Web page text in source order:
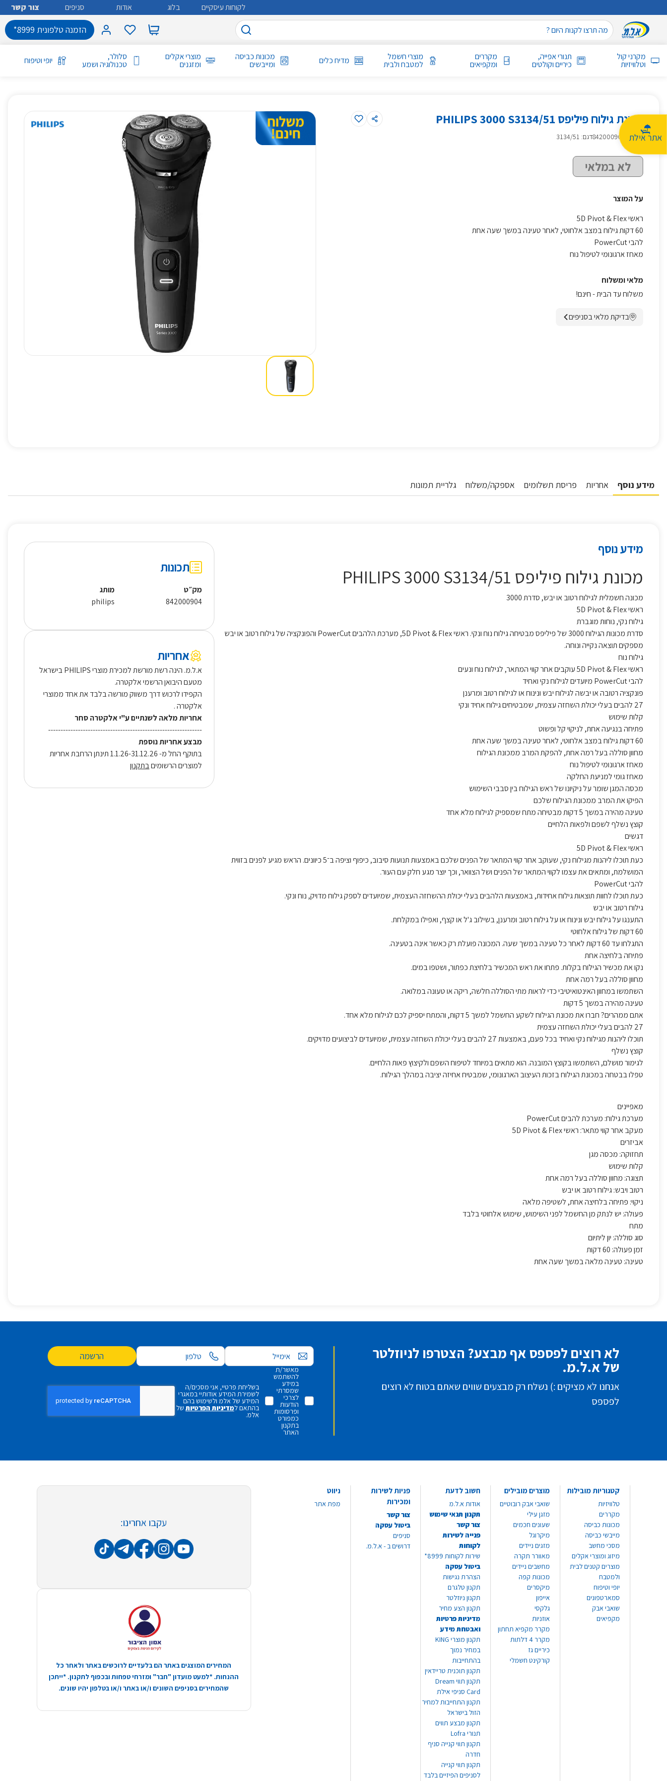
אתר אילת
לקוחות עיסקיים בלוג אודות סניפים צור קשר
הזמנה טלפונית 8999*
מקרני קול
וטלוויזיות
תנורי אפייה,
כיריים וקולטים
מקררים
ומקפיאים
מוצרי חשמל
למטבח ולבית מדיח כלים מכונות כביסה
ומייבשים
מוצרי אקלים
ומזגנים
סלולר,
טכנולוגיה ושמע יופי וטיפוח
מכונת גילוח פיליפס PHILIPS 3000 S3134/51
מק״ט 842000904דגם: 3134/51
לא במלאי
על המוצר
ראשי 5D Pivot & Flex
60 דקות גילוח במצב אלחוטי, לאחר טעינה במשך שעה אחת
להבי PowerCut
מאחז ארגונומי לטיפול נוח
מלאי ומשלוח
משלוח עד הבית - חינם!
בדיקת מלאי בסניפים
מידע נוסף אחריות פריסת תשלומים אספקה/משלוח גלריית תמונות
מידע נוסף
מכונת גילוח פיליפס PHILIPS 3000 S3134/51
מכונה חשמלית לגילוח רטוב או יבש, סדרת 3000
ראשי 5D Pivot & Flex
גילוח נקי, נוחות מוגברת
סדרת מכונות הגילוח 3000 של פיליפס מבטיחה גילוח נוח ונקי. ראשי 5D Pivot & Flex, מערכת הלהבים PowerCut והפונקציה של גילוח רטוב או יבש
מספקים תוצאה נקייה ונוחה.
גילוח נוח
ראשי 5D Pivot & Flex עוקבים אחר קווי המתאר, לגילוח נוח ונעים
להבי PowerCut מיועדים לגילוח נקי ואחיד
פונקציה רטובה או יבשה לגילוח יבש ונינוח או לגילוח רטוב ומרענן
27 להבים בעלי יכולת השחזה עצמית, שמבטיחים גילוח אחיד ונקי
קלות שימוש
פתיחה בנגיעה אחת, לניקוי קל ופשוט
60 דקות גילוח במצב אלחוטי, לאחר טעינה במשך שעה אחת
מחוון סוללה בעל רמה אחת, להפקת המרב ממכונת הגילוח
מאחז ארגונומי לטיפול נוח
מאחז גומי למניעת החלקה
מכסה המגן שומר על ניקיונו של ראש הגילוח בין סבבי השימוש
הפיקו את המרב ממכונת הגילוח שלכם
טעינה מהירה במשך 5 דקות מבטיחה מתח שמספיק לגילוח מלא אחד
קוצץ נשלף לשפם ולפאות הלחיים
דגשים
ראשי 5D Pivot & Flex
כעת תוכלו ליהנות מגילוח נקי, שעוקב אחר קווי המתאר של הפנים שלכם באמצעות תנועות סיבוב, כיפוף וציפה ב־5 כיוונים. הראש מגיע לפנים בזווית
המושלמת, ומתאים את עצמו לקווי המתאר של הפנים ושל הצוואר, וכך יוצר מגע חלק עם העור.
להבי PowerCut
כעת תוכלו לחוות תוצאות גילוח אחידות, באמצעות הלהבים בעלי יכולת ההשחזה העצמית, שמיועדים לספק גילוח מדויק, נוח ונקי.
גילוח רטוב או יבש
התענגו על גילוח יבש ונינוח או על גילוח רטוב ומרענן, בשילוב ג'ל או קצף, ואפילו במקלחת.
60 דקות של גילוח אלחוטי
התגלחו עד 60 דקות לאחר כל טעינה במשך שעה. המכונה פועלת רק כאשר אינה בטעינה.
פתיחה בלחיצה אחת
נקו את מכשיר הגילוח בקלות. פתחו את ראש המכשיר בלחיצת כפתור, ושטפו במים.
מחוון סוללה בעל רמה אחת
השתמשו במחוון האינטואיטיבי כדי לראות מתי הסוללה חלשה, ריקה או טעונה במלואה.
טעינה מהירה במשך 5 דקות
אתם ממהרים? חברו את מכונת הגילוח לשקע החשמל למשך 5 דקות, והמתח יספיק לכם לגילוח מלא אחד.
27 להבים בעלי יכולת השחזה עצמית
תוכלו ליהנות מגילוח נקי ואחיד בכל פעם, באמצעות 27 להבים בעלי יכולת השחזה עצמית, שמיועדים לביצועים מדויקים.
קוצץ נשלף
לגימור מושלם, השתמשו בקוצץ המובנה. הוא מתאים במיוחד לטיפוח השפם ולקיצוץ פאות הלחיים.
טפלו בבטחה במכונת הגילוח בזכות העיצוב הארגונומי, שמבטיח אחיזה יציבה במהלך הגילוח.
מאפיינים
מערכת גילוח: מערכת להבים PowerCut
מעקב אחר קווי מתאר: ראשי 5D Pivot & Flex
אביזרים
תחזוקה: מכסה מגן
קלות שימוש
תצוגה: מחוון סוללה בעל רמה אחת
רטוב ויבש: גילוח רטוב או יבש
ניקוי: פתיחה בלחיצה אחת, לשטיפה מלאה
פעולה: יש לנתק מן החשמל לפני השימוש, שימוש אלחוטי בלבד
מתח
סוג סוללה: יון ליתיום
זמן פעולה: 60 דקות
טעינה: טעינה מלאה במשך שעה אחת
תכונות
מק״ט
842000904
מותג
philips
אחריות
א.ל.מ. הינה רשת מורשת למכירת מוצרי PHILIPS בישראל
מטעם היבואן הרשמי אלקטרה.
הקפידו לרכוש דרך משווק מורשה בלבד את אחד ממוצרי
אלקטרה .
אחריות מלאה לשנתיים ע"י אלקטרה סחר
--------------------------------------------------------------
מבצע אחריות נוספת
בתוקף החל מ- 1.1.26-31.12.26 תינתן הרחבת אחריות
למוצרים הרשומיםבתקנון
לא רוצים לפספס אף מבצע? הצטרפו לניוזלטר
של א.ל.מ.
אנחנו לא מציקים :) נשלח רק מבצעים שווים שאתם בטוח לא רוצים
לפספס
אימייל הרשמה
מאשר/ת
להשתמש
במידע
שמסרתי
לצרכי
הודעות
ופרסומות
כמפורט
בתקנון
האתר
בשליחת פרטיי, אני מסכים/ה
לשמירת המידע אודותיי במאגרי
המידע של אלמ ולשימוש בהם
בהתאם למדיניות הפרטיות של
אלמ.
קטגוריות מובילות
טלוויזיות
מקררים
מכונות כביסה
מייבשי כביסה
מסכי מחשב
מיזוג ומוצרי אקלים
מוצרים קטנים לבית
ולמטבח
יופי וטיפוח
סמארטפונים
שואבי אבק
מקפיאים
מוצרים מובילים
שואבי אבק רובוטיים
מזגן עילי
שעונים חכמים
מיקרוגל
מזגים ניידים
מאוורר תקרה
מחשבים ניידים
מכונות קפה
מיקסרים
אייפון
גלקסי
אוזניות
מקרר מקפיא תחתון
מקרר 4 דלתות
כיריים גז
קורקינט חשמלי
חשוב לדעת
אודות א.ל.מ
תקנון תנאי שימוש
צור קשר
פנייה לשירות
לקוחות
שירות לקוחות 8999*
ביטול עסקה
הצהרת נגישות
תקנון טלגרם
תקנון ניוזלטר
תקנון הצע מחיר
מדיניות פרטיות
ואבטחת מידע
תקנון מוצרי KING
במחיר נמוך
בהתחייבות
תקנון תוכנית טריידאין
תקנון תווי Dream
Card סניפי אילת
תקנון התחייבות למחיר
הזול בישראל
תקנון מבצע תווים
תנורי Lofra
תקנון תווי קנייה סניף
חדרה
תקנון תווי קנייה
לסניפים הפיזיים בלבד
פניות לשירות
ומכירות
צור קשר
ביטול עסקה
סניפים
דרושים ב - א.ל.מ.
ניווט
מפת אתר
עקבו אחרינו:
המחירים המוצגים באתר הם בלעדיים לרוכשים באתר ולאחר כל
ההנחות. *למעט מועדון "חבר" ומזרחי טפחות ובכפוף לתקנון. *ייתכן
שהמחירים בסניפים השונים ו/או באתר ו/או בטלפון יהיו שונים.